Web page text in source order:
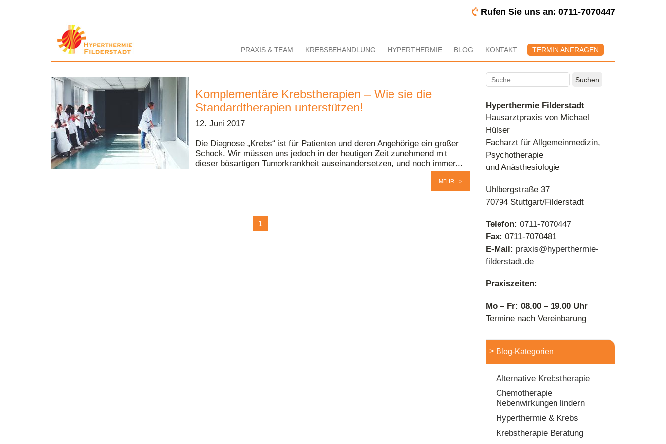
Rufen Sie uns an: 0711-7070447
PRAXIS & TEAM KREBSBEHANDLUNG HYPERTHERMIE BLOG KONTAKT TERMIN ANFRAGEN
Komplementäre Krebstherapien – Wie sie die
Standardtherapien unterstützen!
12. Juni 2017
Die Diagnose „Krebs“ ist für Patienten und deren Angehörige ein großer
Schock. Wir müssen uns jedoch in der heutigen Zeit zunehmend mit
dieser bösartigen Tumorkrankheit auseinandersetzen, und noch immer...
MEHR
1
Suchen
nach:
Hyperthermie Filderstadt
Hausarztpraxis von Michael
Hülser
Facharzt für Allgemeinmedizin,
Psychotherapie
und Anästhesiologie
Uhlbergstraße 37
70794 Stuttgart/Filderstadt
Telefon: 0711-7070447
Fax: 0711-7070481
E-Mail: praxis@hyperthermie-
filderstadt.de
Praxiszeiten:
Mo – Fr: 08.00 – 19.00 Uhr
Termine nach Vereinbarung
Blog-Kategorien
Alternative Krebstherapie
Chemotherapie
Nebenwirkungen lindern
Hyperthermie & Krebs
Krebstherapie Beratung